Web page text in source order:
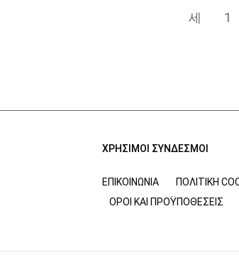
1
ΧΡΗΣΙΜΟΙ ΣΥΝΔΕΣΜΟΙ
ΕΠΙΚΟΙΝΩΝΊΑ ΠΟΛΙΤΙΚΉ
ΌΡΟΙ ΚΑΙ ΠΡΟΫΠΟΘΈΣΕΙΣ